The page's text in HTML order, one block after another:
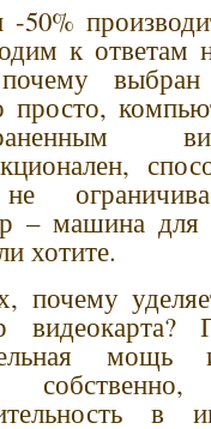
-50%
к ответам
просто,
– машина для
хотите.
почему
мощь
в